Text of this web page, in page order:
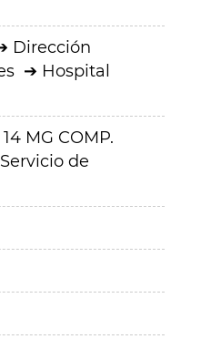
Dirección
Hospital
MG COMP.
de